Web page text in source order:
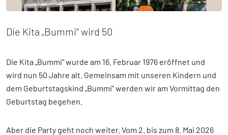
Die Kita „Bummi“ wird 50
Die Kita „Bummi“ wurde am 16. Februar 1976 eröffnet und
wird nun 50 Jahre alt. Gemeinsam mit unseren Kindern und
dem Geburtstagskind „Bummi“ werden wir am Vormittag den
Geburtstag begehen.
Aber die Party geht noch weiter. Vom 2. bis zum 8. Mai 2026